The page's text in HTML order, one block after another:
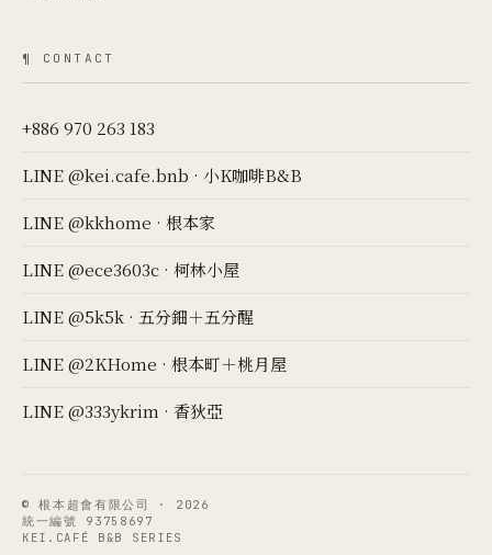
¶ CONTACT
+886 970 263 183
LINE @kei.cafe.bnb · 小K咖啡B&B
LINE @kkhome · 根本家
LINE @ece3603c · 柯林小屋
LINE @5k5k · 五分鈿＋五分醒
LINE @2KHome · 根本町＋桃月屋
LINE @333ykrim · 香狄亞
© 根本超會有限公司 · 2026
統一編號 93758697
KEI.CAFÉ B&B SERIES